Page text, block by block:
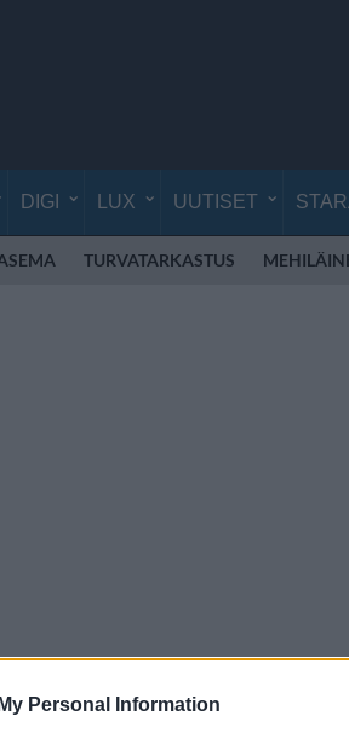
Personal Information
DIGI LUX UUTISET
TURVATARKASTUS